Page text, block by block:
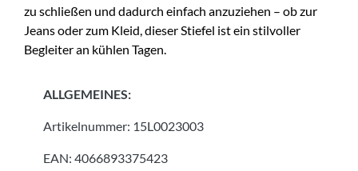
zu schließen und dadurch einfach anzuziehen – ob zur
Jeans oder zum Kleid, dieser Stiefel ist ein stilvoller
Begleiter an kühlen Tagen.
ALLGEMEINES:
Artikelnummer: 15L0023003
EAN: 4066893375423